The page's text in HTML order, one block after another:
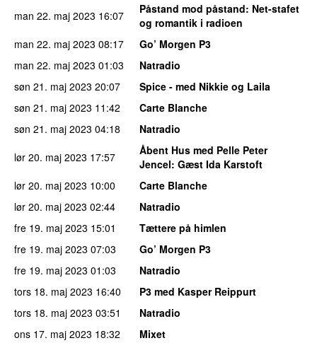
man 22. maj 2023 16:07 Påstand mod påstand: Net-stafet
og romantik i radioen
man 22. maj 2023 08:17
Go’ Morgen P3
man 22. maj 2023 01:03
Natradio
søn 21. maj 2023 20:07
Spice - med Nikkie og Laila
søn 21. maj 2023 11:42
Carte Blanche
søn 21. maj 2023 04:18
Natradio
lør 20. maj 2023 17:57
Åbent Hus med Pelle Peter
Jencel: Gæst Ida Karstoft
lør 20. maj 2023 10:00
Carte Blanche
lør 20. maj 2023 02:44
Natradio
fre 19. maj 2023 15:01
Tættere på himlen
fre 19. maj 2023 07:03
Go’ Morgen P3
fre 19. maj 2023 01:03
Natradio
tors 18. maj 2023 16:40
P3 med Kasper Reippurt
tors 18. maj 2023 03:51
Natradio
ons 17. maj 2023 18:32 Mixet